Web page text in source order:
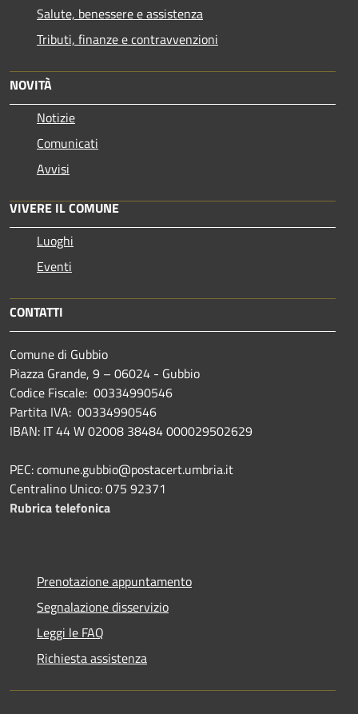
Salute, benessere e assistenza
Tributi, finanze e contravvenzioni
NOVITÀ
Notizie
Comunicati
Avvisi
VIVERE IL COMUNE
Luoghi
Eventi
CONTATTI
Comune di Gubbio
Piazza Grande, 9 – 06024 - Gubbio
Codice Fiscale: 00334990546
Partita IVA: 00334990546
IBAN: IT 44 W 02008 38484 000029502629
PEC: comune.gubbio@postacert.umbria.it
Centralino Unico: 075 92371
Rubrica telefonica
Prenotazione appuntamento
Segnalazione disservizio
Leggi le FAQ
Richiesta assistenza